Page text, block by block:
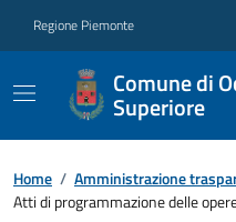
Regione Piemonte
Comune di
Superiore
Home / Amministrazione
Atti di programmazione delle